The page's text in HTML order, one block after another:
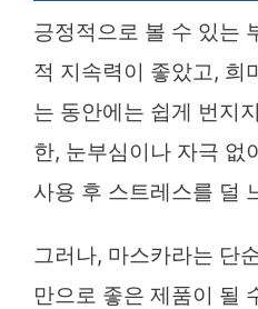
긍정적으로 볼 수 있는
적 지속력이 좋았고, 희
는 동안에는 쉽게 번지
한, 눈부심이나 자극 없
사용 후 스트레스를 덜
그러나, 마스카라는 단
만으로 좋은 제품이 될